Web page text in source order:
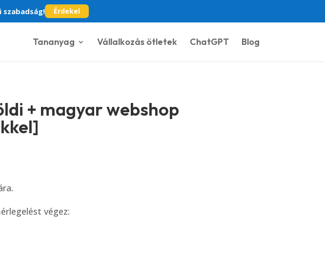
szabadság! Érdekel
Tananyag Vállalkozás ötletek ChatGPT Blog
+ magyar webshop
végez: